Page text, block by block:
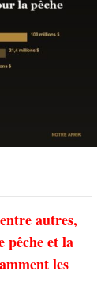
autres,
pêche et la
les